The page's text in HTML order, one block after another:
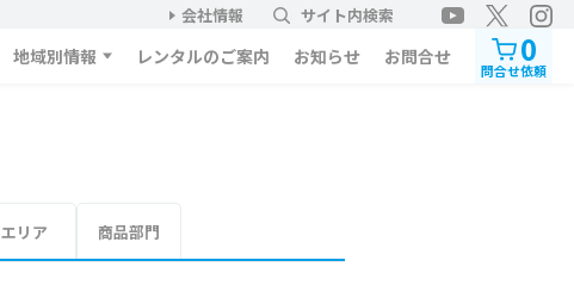
会社情報 サイト内検索
地域別情報 レンタルのご案内 お知らせ お問合せ 0
問合せ依頼
エリア 商品部門